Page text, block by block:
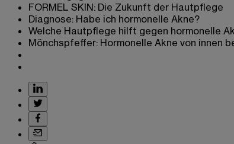
FORMEL SKIN: Die Zukunft der Hautpflege
Diagnose: Habe ich hormonelle Akne?
Welche Hautpflege hilft gegen hormonelle
Mönchspfeffer: Hormonelle Akne von innen